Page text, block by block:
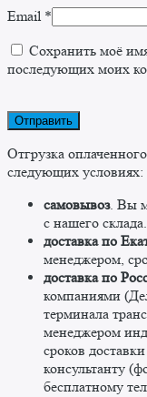
Email *
Сохранить моё
последующих моих
Отгрузка
следующих условиях:
самовывоз. Вы
c нашего
доставка по
менеджером,
доставка по
компаниями
терминала
менеджером
сроков
консультанту
бесплатному